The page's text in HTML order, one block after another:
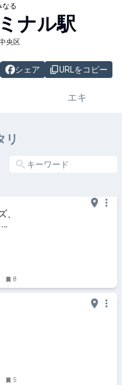
なる
ナル駅
央区
シェア URLをコピー
エキ
リ
8
5